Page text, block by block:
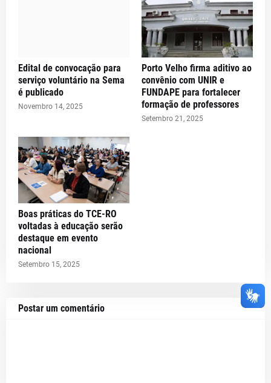
Edital de convocação para
serviço voluntário na Sema
é publicado
Novembro 14, 2025
Porto Velho firma aditivo ao
convênio com UNIR e
FUNDAPE para fortalecer
formação de professores
Setembro 21, 2025
Boas práticas do TCE-RO
voltadas à educação serão
destaque em evento
nacional
Setembro 15, 2025
Postar um comentário